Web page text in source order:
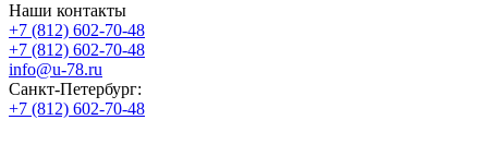
Наши контакты
+7 (812) 602-70-48
+7 (812) 602-70-48
info@u-78.ru
Санкт-Петербург:
+7 (812) 602-70-48